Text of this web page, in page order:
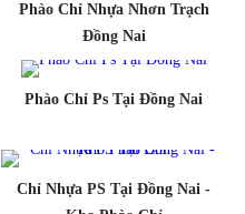
Phào Chỉ Nhựa Nhơn Trạch
Đồng Nai
Phào Chỉ Ps Tại Đồng Nai
Chỉ Nhựa PS Tại Đồng Nai -